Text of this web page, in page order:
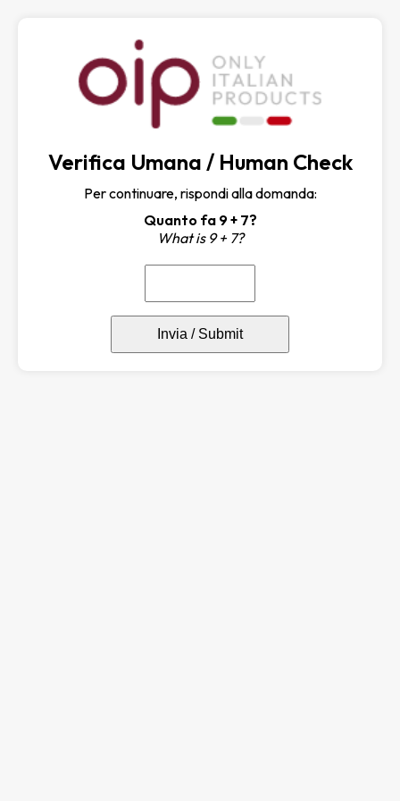
Verifica Umana / Human Check
Per continuare, rispondi alla domanda:
Quanto fa 9 + 7?
What is 9 + 7?
Invia / Submit